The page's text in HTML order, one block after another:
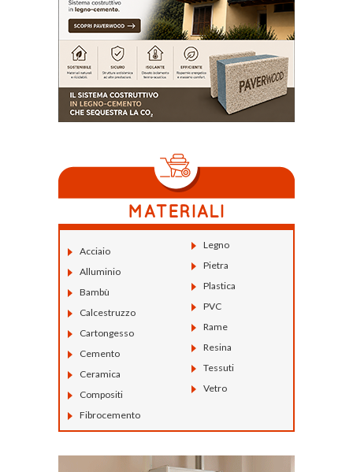
Acciaio
Alluminio
Bambù
Calcestruzzo
Cartongesso
Cemento
Ceramica
Compositi
Fibrocemento
Legno
Pietra
Plastica
PVC
Rame
Resina
Tessuti
Vetro